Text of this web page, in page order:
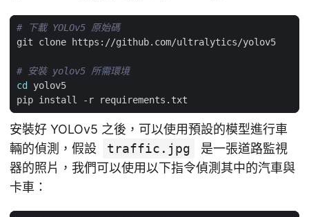
# 下載 YOLOv5 原始碼
# 安裝 yolov5 所需環境
cd
安裝好 YOLOv5 之後，可以使用預設的模型進行車
輛的偵測，假設
traffic.jpg
是一張道路監視
器的照片，我們可以使用以下指令偵測其中的汽車與
卡車：